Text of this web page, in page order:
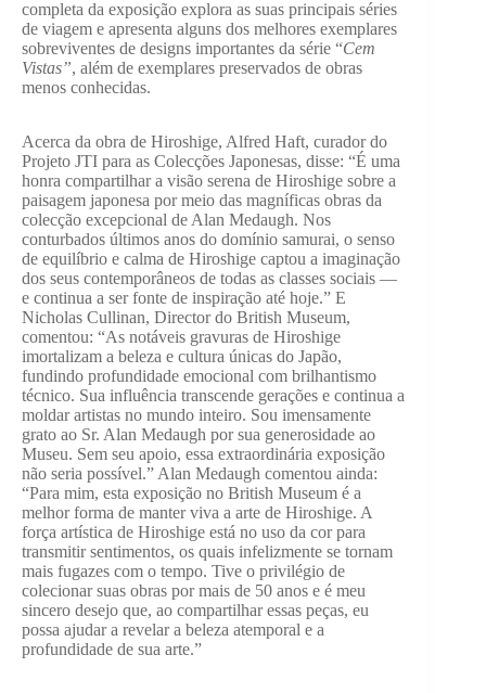
completa da exposição explora as suas principais séries
de viagem e apresenta alguns dos melhores exemplares
sobreviventes de designs importantes da série “Cem
Vistas”, além de exemplares preservados de obras
menos conhecidas.
Acerca da obra de Hiroshige, Alfred Haft, curador do
Projeto JTI para as Colecções Japonesas, disse: “É uma
honra compartilhar a visão serena de Hiroshige sobre a
paisagem japonesa por meio das magníficas obras da
colecção excepcional de Alan Medaugh. Nos
conturbados últimos anos do domínio samurai, o senso
de equilíbrio e calma de Hiroshige captou a imaginação
dos seus contemporâneos de todas as classes sociais —
e continua a ser fonte de inspiração até hoje.” E
Nicholas Cullinan, Director do British Museum,
comentou: “As notáveis gravuras de Hiroshige
imortalizam a beleza e cultura únicas do Japão,
fundindo profundidade emocional com brilhantismo
técnico. Sua influência transcende gerações e continua a
moldar artistas no mundo inteiro. Sou imensamente
grato ao Sr. Alan Medaugh por sua generosidade ao
Museu. Sem seu apoio, essa extraordinária exposição
não seria possível.” Alan Medaugh comentou ainda:
“Para mim, esta exposição no British Museum é a
melhor forma de manter viva a arte de Hiroshige. A
força artística de Hiroshige está no uso da cor para
transmitir sentimentos, os quais infelizmente se tornam
mais fugazes com o tempo. Tive o privilégio de
colecionar suas obras por mais de 50 anos e é meu
sincero desejo que, ao compartilhar essas peças, eu
possa ajudar a revelar a beleza atemporal e a
profundidade de sua arte.”